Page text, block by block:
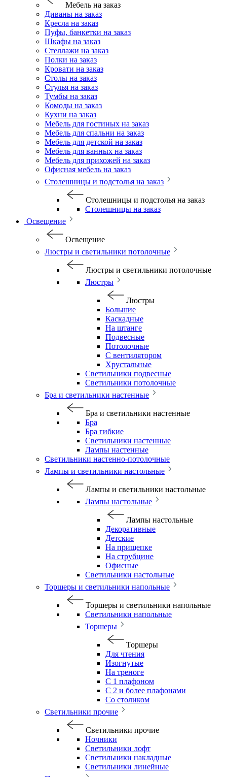
Мебель на заказ
Диваны на заказ
Кресла на заказ
Пуфы, банкетки на заказ
Шкафы на заказ
Стеллажи на заказ
Полки на заказ
Кровати на заказ
Столы на заказ
Стулья на заказ
Тумбы на заказ
Комоды на заказ
Кухни на заказ
Мебель для гостиных на заказ
Мебель для спальни на заказ
Мебель для детской на заказ
Мебель для ванных на заказ
Мебель для прихожей на заказ
Офисная мебель на заказ
Столешницы и подстолья на заказ
Столешницы и подстолья на заказ
Столешницы на заказ
Освещение
Освещение
Люстры и светильники потолочные
Люстры и светильники потолочные
Люстры
Люстры
Большие
Каскадные
На штанге
Подвесные
Потолочные
С вентилятором
Хрустальные
Светильники подвесные
Светильники потолочные
Бра и светильники настенные
Бра и светильники настенные
Бра
Бра гибкие
Светильники настенные
Лампы настенные
Светильники настенно-потолочные
Лампы и светильники настольные
Лампы и светильники настольные
Лампы настольные
Лампы настольные
Декоративные
Детские
На прищепке
На струбцине
Офисные
Светильники настольные
Торшеры и светильники напольные
Торшеры и светильники напольные
Светильники напольные
Торшеры
Торшеры
Для чтения
Изогнутые
На треноге
С 1 плафоном
С 2 и более плафонами
Со столиком
Светильники прочие
Светильники прочие
Ночники
Светильники лофт
Светильники накладные
Светильники линейные